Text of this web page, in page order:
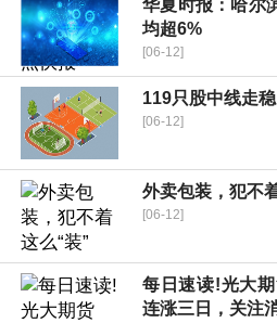
华夏时报：哈尔
均超6%
[06-12]
119只股中线走
[06-12]
外卖包装，犯不
[06-12]
每日速读!光大
连涨三日，关注